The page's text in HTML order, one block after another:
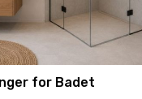
for Badet